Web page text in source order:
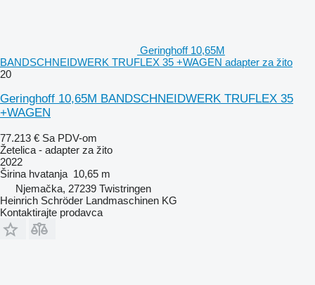
Geringhoff 10,65M
BANDSCHNEIDWERK TRUFLEX 35 +WAGEN adapter za žito
20
Geringhoff 10,65M BANDSCHNEIDWERK TRUFLEX 35
+WAGEN
77.213 € Sa PDV-om
Žetelica - adapter za žito
2022
Širina hvatanja 10,65 m
Njemačka, 27239 Twistringen
Heinrich Schröder Landmaschinen KG
Kontaktirajte prodavca